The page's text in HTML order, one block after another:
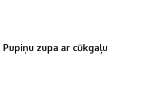
Pupiņu zupa ar cūkgaļu